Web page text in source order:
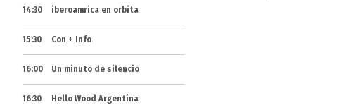
14:30 iberoamrica en orbita
15:30 Con + Info
16:00 Un minuto de silencio
16:30 Hello Wood Argentina